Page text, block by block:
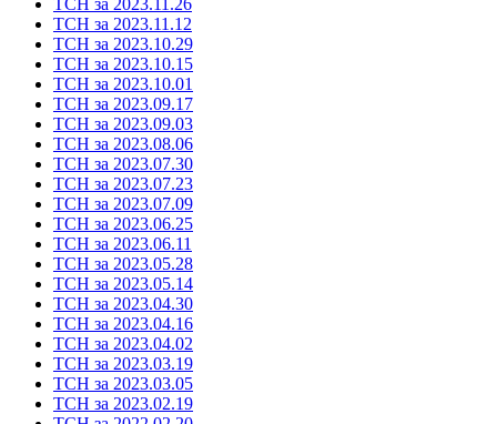
ТСН за 2023.11.12
ТСН за 2023.10.29
ТСН за 2023.10.15
ТСН за 2023.10.01
ТСН за 2023.09.17
ТСН за 2023.09.03
ТСН за 2023.08.06
ТСН за 2023.07.30
ТСН за 2023.07.23
ТСН за 2023.07.09
ТСН за 2023.06.25
ТСН за 2023.06.11
ТСН за 2023.05.28
ТСН за 2023.05.14
ТСН за 2023.04.30
ТСН за 2023.04.16
ТСН за 2023.04.02
ТСН за 2023.03.19
ТСН за 2023.03.05
ТСН за 2023.02.19